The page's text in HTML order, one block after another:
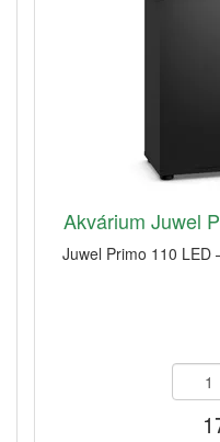
Akvárium Juwel
Juwel Primo 110 LED